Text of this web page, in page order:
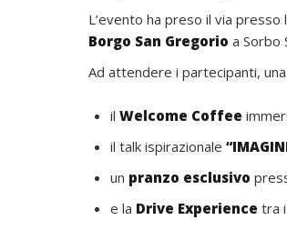
L’evento ha preso il via
Borgo San Gregorio a Sorbo
Ad attendere i partecipanti,
il Welcome Coffee
il talk ispirazionale
un pranzo esclusivo
e la Drive Experience tra